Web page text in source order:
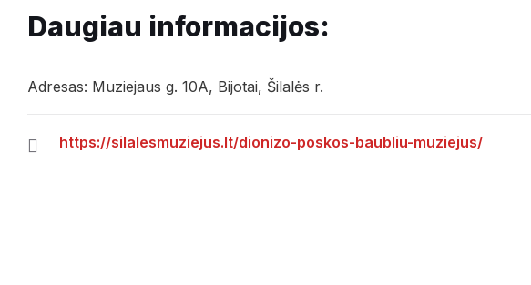
Daugiau informacijos:
Adresas: Muziejaus g. 10A, Bijotai, Šilalės r.
https://silalesmuziejus.lt/dionizo-poskos-baubliu-muziejus/